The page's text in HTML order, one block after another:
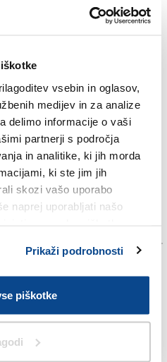
vsebin in oglasov,
medijev in za analize
delimo informacije o vaši
partnerji s področja
in analitike, ki jih morda
ki ste jim jih
skozi vašo uporabo
naprej uporabljati našo
Prikaži podrobnosti
piškotke
izgubil ravnotežje in
Pri tem se je lažje
Na kraju so ga kasneje
pomoči
in ga prepeljali na
bolnišnico.
je potrebna prijava
NA SOČI